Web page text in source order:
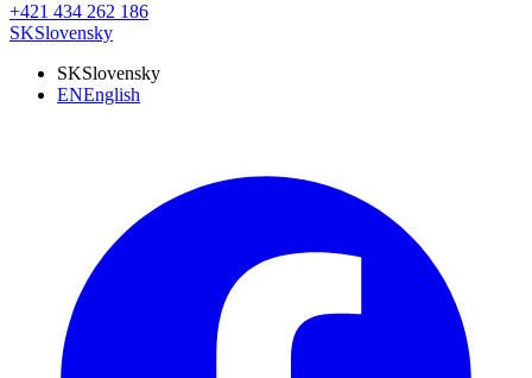
+421 434 262 186
SKSlovensky
SKSlovensky
ENEnglish